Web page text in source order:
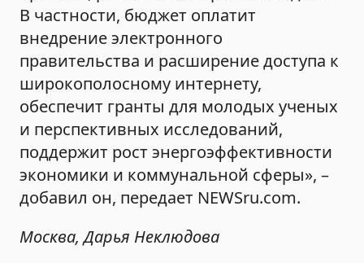
В частности, бюджет оплатит
внедрение электронного
правительства и расширение доступа к
широкополосному интернету,
обеспечит гранты для молодых ученых
и перспективных исследований,
поддержит рост энергоэффективности
экономики и коммунальной сферы», –
добавил он, передает NEWSru.com.
Москва, Дарья Неклюдова